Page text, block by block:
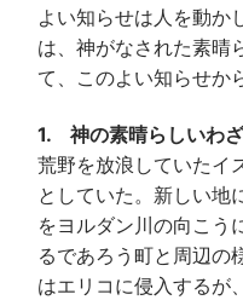
よい知らせは人を動か
は、神がなされた素晴
て、このよい知らせか
1. 神の素晴らしいわざ
荒野を放浪していたイ
としていた。新しい地
をヨルダン川の向こう
るであろう町と周辺の
はエリコに侵入するが